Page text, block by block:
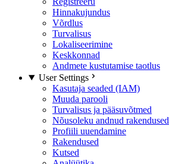
Hinnakujundus
Võrdlus
Turvalisus
Lokaliseerimine
Keskkonnad
Andmete kustutamise taotlus
User Settings
Kasutaja seaded (IAM)
Muuda parooli
Turvalisus ja pääsuvõtmed
Nõusoleku andnud rakendused
Profiili uuendamine
Rakendused
Kutsed